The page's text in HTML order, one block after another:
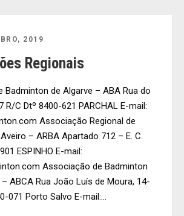
2019
Regionais
Badminton de Algarve – ABA Rua do
R/C Dtº 8400-621 PARCHAL E-mail:
Associação Regional de
– ARBA Apartado 712 – E. C.
ESPINHO E-mail:
Associação de Badminton
ABCA Rua João Luís de Moura, 14-
071 Porto Salvo E-mail:...